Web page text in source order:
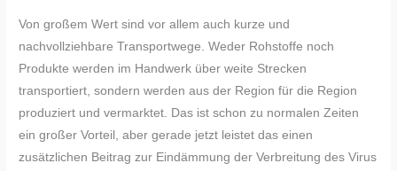
Von großem Wert sind vor allem auch kurze und
nachvollziehbare Transportwege. Weder Rohstoffe noch
Produkte werden im Handwerk über weite Strecken
transportiert, sondern werden aus der Region für die Region
produziert und vermarktet. Das ist schon zu normalen Zeiten
ein großer Vorteil, aber gerade jetzt leistet das einen
zusätzlichen Beitrag zur Eindämmung der Verbreitung des Virus